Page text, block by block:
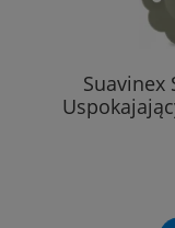
Suavinex